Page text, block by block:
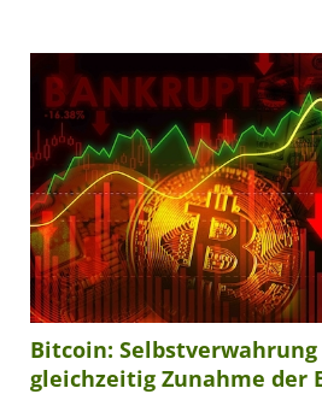
Bitcoin:
gleichzeitig Zunahme der